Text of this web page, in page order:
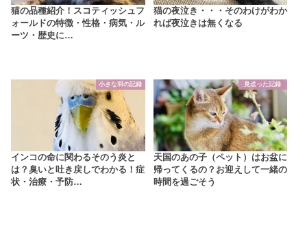
猫の品種紹介！スコティッシュフ
ォールドの特徴・性格・病気・ル
ーツ・歴史に…
猫の夜泣き・・・そのわけがわか
れば夜泣きは無くなる
小さな羽の記録
インコの命に関わるそのう炎と
は？臭いと吐き戻しでわかる！症
状・治療・予防…
見送った記録
天国のあの子（ペット）はお盆に
帰ってくるの？お迎えして一緒の
時間を過ごそう